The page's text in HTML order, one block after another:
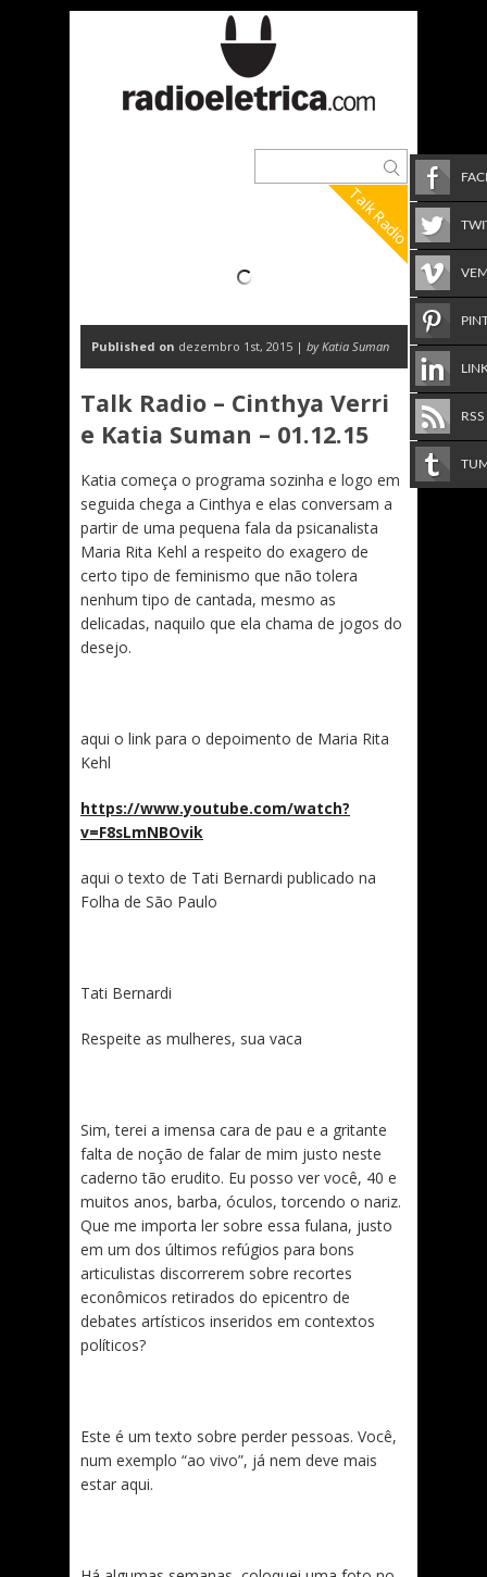
Talk Radio
Published on dezembro 1st, 2015 | by Katia Suman
Talk Radio – Cinthya Verri
e Katia Suman – 01.12.15
Katia começa o programa sozinha e logo em
seguida chega a Cinthya e elas conversam a
partir de uma pequena fala da psicanalista
Maria Rita Kehl a respeito do exagero de
certo tipo de feminismo que não tolera
nenhum tipo de cantada, mesmo as
delicadas, naquilo que ela chama de jogos do
desejo.
aqui o link para o depoimento de Maria Rita
Kehl
https://www.youtube.com/watch?
v=F8sLmNBOvik
aqui o texto de Tati Bernardi publicado na
Folha de São Paulo
Tati Bernardi
Respeite as mulheres, sua vaca
Sim, terei a imensa cara de pau e a gritante
falta de noção de falar de mim justo neste
caderno tão erudito. Eu posso ver você, 40 e
muitos anos, barba, óculos, torcendo o nariz.
Que me importa ler sobre essa fulana, justo
em um dos últimos refúgios para bons
articulistas discorrerem sobre recortes
econômicos retirados do epicentro de
debates artísticos inseridos em contextos
políticos?
Este é um texto sobre perder pessoas. Você,
num exemplo “ao vivo”, já nem deve mais
estar aqui.
RSS